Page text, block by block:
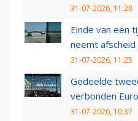
31-07-2026, 11:28
Einde van een
neemt afscheid
31-07-2026, 11:25
Gedeelde
verbonden
31-07-2026, 10:37